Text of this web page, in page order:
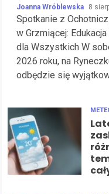
Joanna Wróblewska 8
Spotkanie z
w Grzmiącej:
dla Wszystkich W
2026 roku, na
odbędzie się